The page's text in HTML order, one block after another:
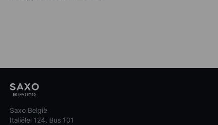
Saxo België
Italiëlei 124, Bus 101